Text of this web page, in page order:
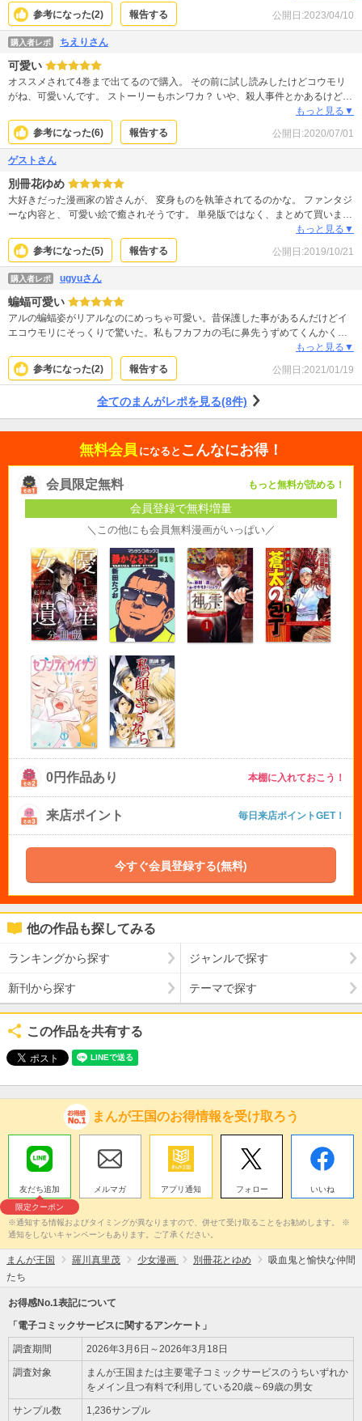
4巻まで読破しちゃいました！ 読み始めたら止まらない惹き込まれる感覚はも
ちろんストーリーの良さがあってこそだけれど、まりも先生が心を揺さぶる絵
を描く事でキャラクターの心情の繊細な描写がより繊細になっています。 これ
からどう展開していくのか？ 楽しみすぎる作品です！
参考になった(2) 報告する 公開日:2023/04/10
購入者レポ ちえりさん
可愛い
オススメされて4巻まで出てるので購入。 その前に試し読みしたけどコウモリ
がね、可愛いんです。 ストーリーもホンワカ？ いや、殺人事件とかあるけど。
4巻で終わり？って思ったらまだ続きそうでよかった。 もっとみんなに見ても
らいたい漫画です
もっと見る▼
参考になった(6) 報告する 公開日:2020/07/01
ゲストさん
別冊花ゆめ
大好きだった漫画家の皆さんが、 変身ものを執筆されてるのかな。 ファンタジ
ーな内容と、 可愛い絵で癒されそうです。 単発版ではなく、まとめて買いま
もっと見る▼
参考になった(5) 報告する 公開日:2019/10/21
購入者レポ ugyuさん
蝙蝠可愛い
アルの蝙蝠姿がリアルなのにめっちゃ可愛い。昔保護した事があるんだけどイ
エコウモリにそっくりで驚いた。私もフカフカの毛に鼻先うずめてくんかくん
かしたい！でも本物は病気が怖いから出来ない。。切実にアルのぬいぐるみが
欲すぃ。
もっと見る▼
参考になった(2) 報告する 公開日:2021/01/19
全てのまんがレポを見る(8件)
無料会員 になると こんなにお得！
会員限定無料 もっと無料が読める！
会員登録で無料増量
＼この他にも会員無料漫画がいっぱい／
0円作品あり 本棚に入れておこう！
来店ポイント 毎日来店ポイントGET！
今すぐ会員登録する(無料)
他の作品も探してみる
ランキングから探す ジャンルで探す
新刊から探す テーマで探す
この作品を共有する
まんが王国のお得情報を受け取ろう
友だち追加
限定クーポン
メルマガ アプリ通知 フォロー いいね
※通知する情報およびタイミングが異なりますので、併せて受け取ることをお勧めします。 ※
通知をしないキャンペーンもあります。ご了承ください。
まんが王国 羅川真里茂 少女漫画 別冊花とゆめ
吸血鬼と愉快な仲間
たち
お得感No.1表記について
「電子コミックサービスに関するアンケート」
調査期間 2026年3月6日～2026年3月18日
調査対象
まんが王国または主要電子コミックサービスのうちいずれか
をメイン且つ有料で利用している20歳～69歳の男女
サンプル数 1,236サンプル